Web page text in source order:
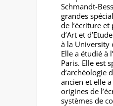
Schmandt-
grandes
de l’écriture
d’Art et
à la University
Elle a étudié à
Paris. Elle est
d’archéologie
ancien et elle
origines de
systèmes de